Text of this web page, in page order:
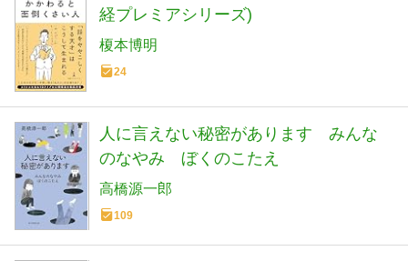
経プレミアシリーズ)
榎本博明
24
人に言えない秘密があります みんな
のなやみ ぼくのこたえ
高橋源一郎
109